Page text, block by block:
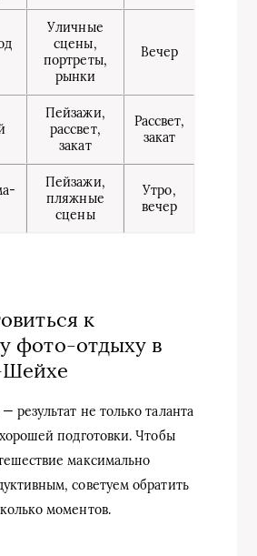
Уличные
сцены,
портреты,
рынки
Вечер
Пейзажи,
рассвет,
закат
Рассвет,
закат
Пейзажи,
пляжные
сцены
Утро,
вечер
к
фото-отдыху в
результат не только таланта
подготовки. Чтобы
максимально
советуем обратить
моментов.